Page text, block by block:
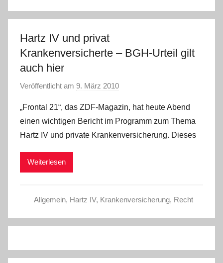
Hartz IV und privat
Krankenversicherte – BGH-Urteil gilt
auch hier
Veröffentlicht am 9. März 2010
n
C
h
e
W
„Frontal 21“, das ZDF-Magazin, hat heute Abend
einen wichtigen Bericht im Programm zum Thema
Hartz IV und private Krankenversicherung. Dieses
Weiterlesen
Allgemein, Hartz IV, Krankenversicherung, Recht